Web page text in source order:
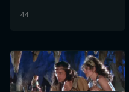
44